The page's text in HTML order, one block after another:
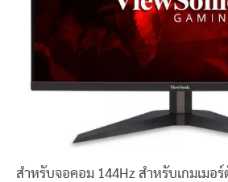
สำหรับจอคอม 144Hz สำหรับเกมเมอ